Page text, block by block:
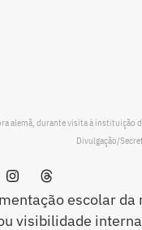
alemã, durante visita à instituição
Divulgação/
escolar
visibilidade